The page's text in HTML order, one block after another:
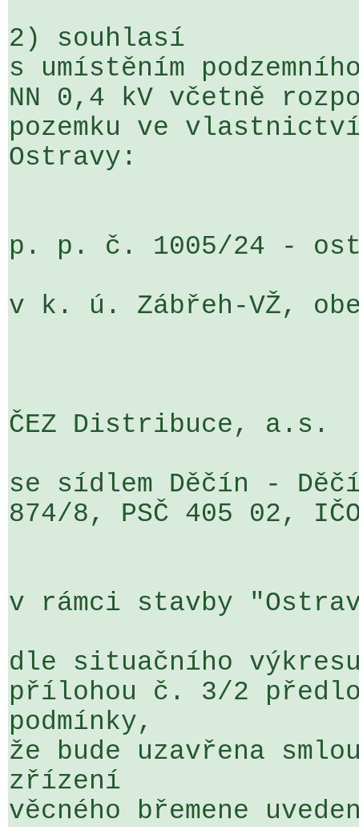
2) souhlasí
s umístěním
NN 0,4 kV včetně
pozemku ve
Ostravy:
p. p. č. 1005/24 -
v k. ú. Zábřeh-VŽ,
ČEZ Distribuce, a.s.
se sídlem Děčín -
874/8, PSČ 405 02,
v rámci stavby
dle situačního
přílohou č. 3/2
podmínky,
že bude uzavřena
zřízení
věcného břemene